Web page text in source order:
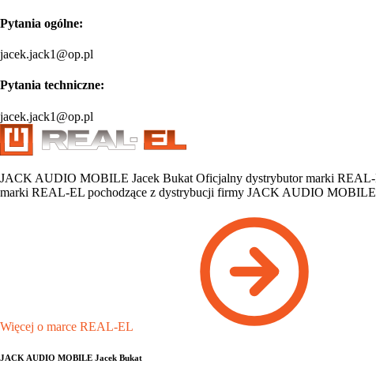
Pytania ogólne:
jacek.jack1@op.pl
Pytania techniczne:
jacek.jack1@op.pl
JACK AUDIO MOBILE Jacek Bukat Oficjalny dystrybutor marki REAL-
marki REAL-EL pochodzące z dystrybucji firmy JACK AUDIO MOBILE
Więcej o marce REAL-EL
JACK AUDIO MOBILE Jacek Bukat